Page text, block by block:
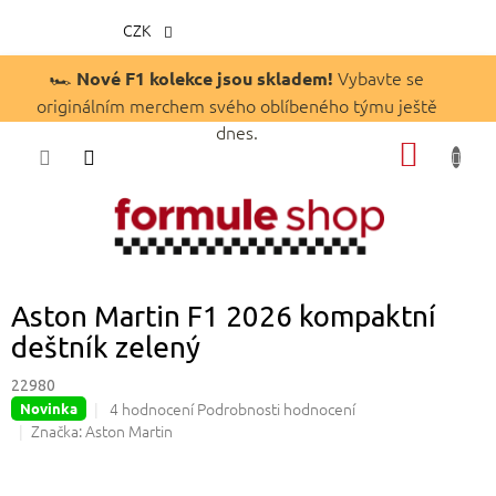
obsah
🏎️ Nové F1 kolekce jsou skladem! Vybavte se
originálním merchem svého oblíbeného týmu ještě
dnes.
CZK
Aston Martin F1 2026 kompaktní
deštník zelený
22980
Novinka
Průměrné
hodnocení
4 hodnoceníPodrobnosti hodnocení
Značka:Aston Martin